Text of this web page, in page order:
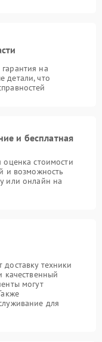
на
детали, что
и бесплатная
оценка стоимости
и возможность
или онлайн на
техники
качественный
могут
для